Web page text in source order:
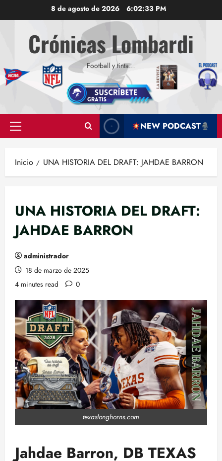
al
contenido
8 de agosto de 2026 6:02:34 PM
Crónicas Lombardi
Football y tinta…
Menú
NEW PODCAST
Inicio UNA HISTORIA DEL DRAFT: JAHDAE BARRON
UNA HISTORIA DEL DRAFT:
JAHDAE BARRON
administrador
18 de marzo de 2025
4 minutes read
0
texaslonghorns.com
Jahdae Barron, DB TEXAS